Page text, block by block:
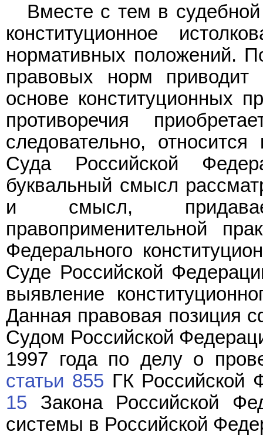
Вместе с тем в судебной
конституционное
нормативных положений.
правовых норм
основе конституционных
противоречия
следовательно, относится
Суда Российской
буквальный смысл
и смысл,
правоприменительной
Федерального
Суде Российской
выявление
Данная правовая позиция
Судом Российской
1997 года по делу о
статьи 855 ГК Российской
15 Закона Российской
системы в Российской